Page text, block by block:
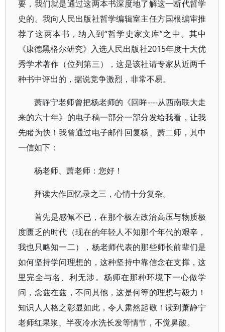
要，我们就是通过这两本书深度地了解这一断代哲学
史的。我向人民出版社哲学编辑室主任方国根编审推
荐了这两本书，纳入到“哲学史家文库”之中。其中
《康德黑格尔研究》入选人民出版社2015年度十大优
秀学术著作（位列第三），这是该社请专家从近两千
种书中评出的，据说竞争激烈，非常不易。
萧静宁老师曾把杨老师的《回眸----从西南联大走
来的六十年》的电子稿一部分一部分发给我看，让我
先睹为快！我曾通过电子邮件回复杨、萧二师，其中
一信如下：
杨老师、萧老师：您好！
拜读大作回忆录之三，心情十分复杂。
首先是感佩不已，在那个极左政治高压与物质极
度匮乏的时代（现在的年轻人不知那个年代的艰辛，
我也只略知一二），杨老师代表的那些师长前辈们是
如何坚持学问理想的，这种坚持中靠信念在支撑，这
里完全与名、利无涉。杨师在那种环境下一心做学
问，念兹在兹，不问其他，这是何等的理想与毅力！
知识人人格之彰显如此，令人肃然起敬！读到萧静宁
老师红果浆、半夜冷水洗长发等情节，不觉鼻酸。